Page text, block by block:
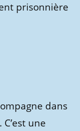
prisonnière
dans
une